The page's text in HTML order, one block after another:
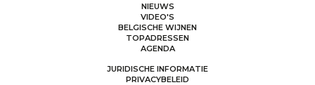
NIEUWS
VIDEO'S
BELGISCHE WIJNEN
TOPADRESSEN
AGENDA
JURIDISCHE INFORMATIE
PRIVACYBELEID